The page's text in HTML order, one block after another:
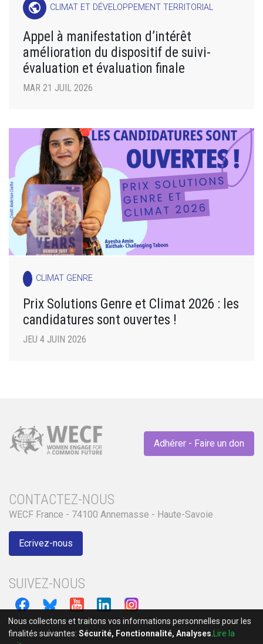
public CLIMAT ET DÉVELOPPEMENT TERRITORIAL
Appel à manifestation d’intérêt
amélioration du dispositif de suivi-
évaluation et évaluation finale
MAR 21 JUIL 2026
CLIMAT GENRE
Prix Solutions Genre et Climat 2026 : les
candidatures sont ouvertes !
JEU 4 JUIN 2026
Adhérer - Faire un don
CONTACTEZ-NOUS
WECF France - 74100 Annemasse - Haute-Savoie
Ecrivez-nous
SUIVEZ-NOUS
Nous collectons et traitons vos informations personnelles pour les
finalités suivantes: Sécurité, Fonctionnalité, Analyses
Lire la